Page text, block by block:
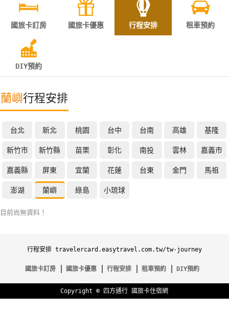
灣
訂
直接跟飯店訂房HOT
特
宿
全
租
國旅卡訂房 國旅卡優惠 行程安排 租車預約
DIY預約
蘭嶼行程安排
台北 新北 桃園 台中 台南 高雄 基隆
新竹市 新竹縣 苗栗 彰化 南投 雲林 嘉義市
嘉義縣 屏東 宜蘭 花蓮 台東 金門 馬祖
澎湖 蘭嶼 綠島 小琉球
目前尚無資料！
行程安排 travelercard.easytravel.com.tw/tw-journey
國旅卡訂房 國旅卡優惠 行程安排 租車預約 DIY預約
Copyright © 四方通行 國旅卡住宿網